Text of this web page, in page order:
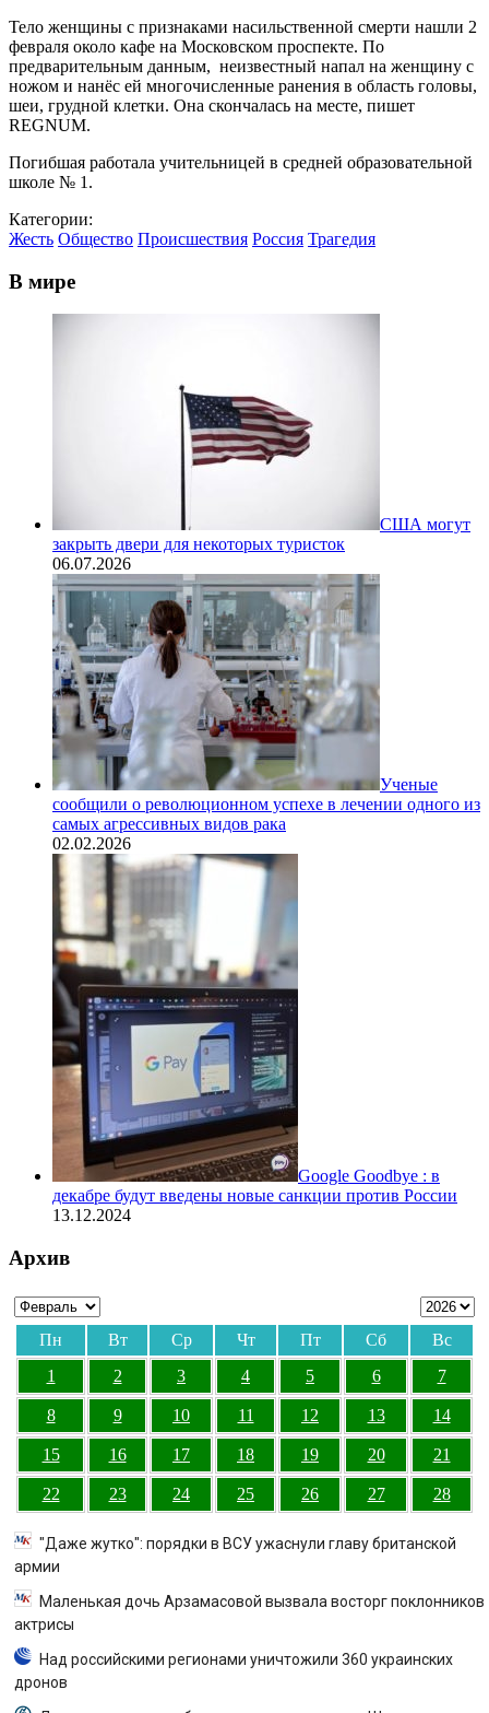
Тело женщины с признаками насильственной смерти нашли 2
февраля около кафе на Московском проспекте. По
предварительным данным, неизвестный напал на женщину с
ножом и нанёс ей многочисленные ранения в область головы,
шеи, грудной клетки. Она скончалась на месте, пишет
REGNUM.
Погибшая работала учительницей в средней образовательной
школе № 1.
Категории:
Жесть Общество Происшествия Россия Трагедия
В мире
США могут
закрыть двери для некоторых туристок
06.07.2026
Ученые
сообщили о революционном успехе в лечении одного из
самых агрессивных видов рака
02.02.2026
Google Goodbye : в
декабре будут введены новые санкции против России
13.12.2024
Архив
Пн Вт Ср Чт Пт Сб
Вс
1
2 3 4 5 6 7
8 9 10 11 12 13 14
15 16 17 18 19 20 21
22 23 24 25 26 27 28
"Даже жутко": порядки в ВСУ ужаснули главу британской
армии
Маленькая дочь Арзамасовой вызвала восторг поклонников
актрисы
Над российскими регионами уничтожили 360 украинских
дронов